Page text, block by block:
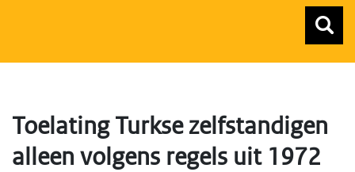
Toelating Turkse zelfstandigen
alleen volgens regels uit 1972